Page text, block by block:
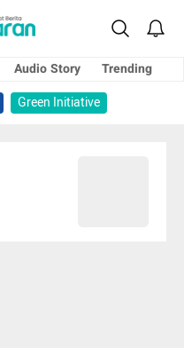
Audio Story
Trending
Green Initiative